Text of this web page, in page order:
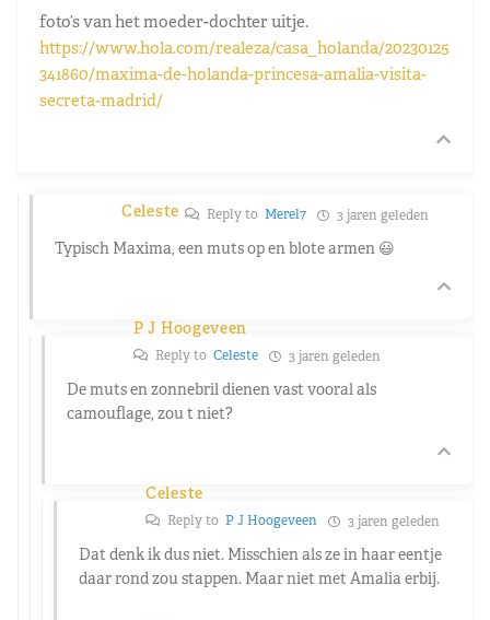
foto’s van het moeder-dochter uitje.
https://www.hola.com/realeza/casa_holanda/20230125
341860/maxima-de-holanda-princesa-amalia-visita-
secreta-madrid/
Celeste Reply to Merel7 3 jaren geleden
Typisch Maxima, een muts op en blote armen 😃
P J Hoogeveen
Reply to Celeste 3 jaren geleden
De muts en zonnebril dienen vast vooral als
camouflage, zou t niet?
Celeste
Reply to P J Hoogeveen 3 jaren geleden
Dat denk ik dus niet. Misschien als ze in haar eentje
daar rond zou stappen. Maar niet met Amalia erbij.